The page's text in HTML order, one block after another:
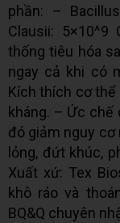
phần: –
Clausii: 5×10^9
thống tiêu hóa
ngay cả khi có
Kích thích cơ
kháng. – Ức
đó giảm nguy
lỏng, đứt khúc,
Xuất xứ: Tex
khô ráo và
BQ&Q chuyên